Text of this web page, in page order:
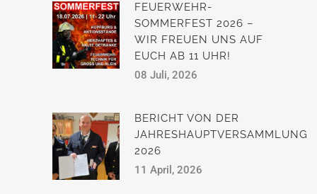
FEUERWEHR-
SOMMERFEST 2026 –
WIR FREUEN UNS AUF
EUCH AB 11 UHR!
08 Juli, 2026
BERICHT VON DER
JAHRESHAUPTVERSAMMLUNG
2026
11 April, 2026